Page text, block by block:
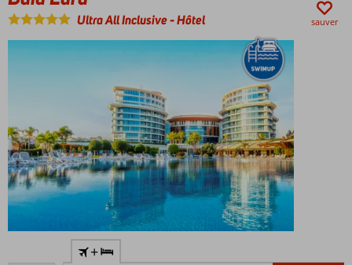
Chambres
spacieusesUltra All Inclusive-Hôtel sauver
Chambres
spacieuses
+